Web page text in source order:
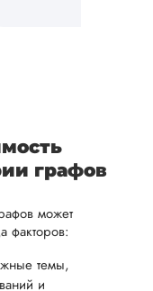
графов
может
факторов:
темы,
и